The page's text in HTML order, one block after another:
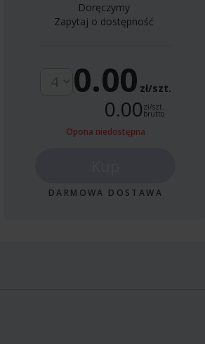
Doręczymy
Zapytaj o dostępność
0.00 zł/szt.
0.00 zł/szt.
brutto
Opona niedostępna
DARMOWA DOSTAWA